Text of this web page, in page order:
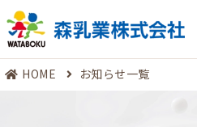
HOME お知らせ一覧